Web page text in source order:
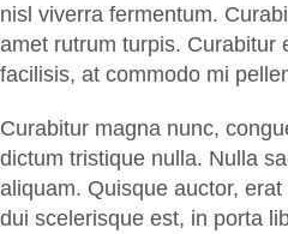
nisl viverra fermentum.
amet rutrum turpis. Curabitur
facilisis, at commodo mi
Curabitur magna nunc,
dictum tristique nulla. Nulla
aliquam. Quisque auctor,
dui scelerisque est, in porta